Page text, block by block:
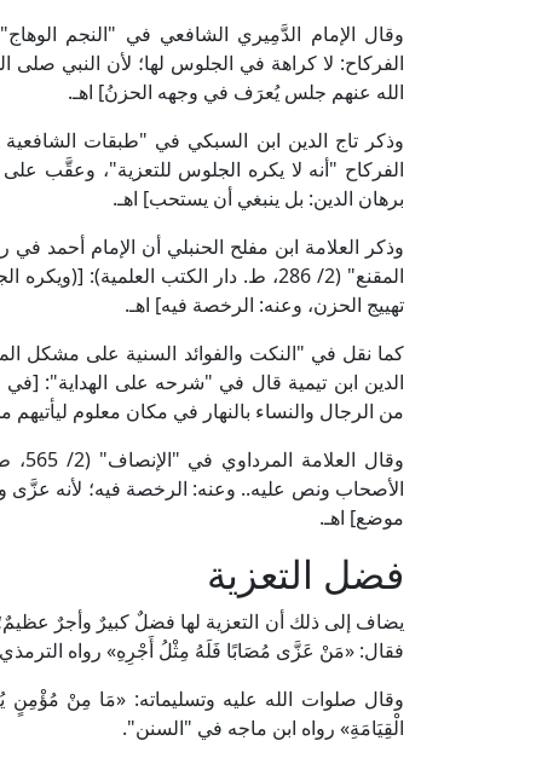
الفركاح: لا كراهة في الجلوس لها؛ لأن النبي
الله عنهم جلس يُعرَف في وجهه الحزنُ] اهـ.
الفركاح "أنه لا يكره الجلوس للتعزية"، وعقَّب
برهان الدين: بل ينبغي أن يستحب] اهـ.
وذكر العلامة ابن مفلح الحنبلي أن الإمام
المقنع" (2/ 286، ط. دار الكتب
تهييج الحزن، وعنه: الرخصة فيه] اهـ.
الدين ابن تيمية قال في "شرحه على الهداية":
من الرجال والنساء بالنهار في مكان معلوم ليأتيهم
الأصحاب ونص عليه.. وعنه: الرخصة فيه؛ لأنه
موضع] اهـ.
فضل التعزية
يضاف إلى ذلك أن التعزية لها فضلٌ كبيرٌ وأجرٌ
فقال: «مَنْ عَزَّى مُصَابًا فَلَهُ مِثْلُ أَجْرِهِ» رواه
وقال صلوات الله عليه وتسليماته: «مَا مِنْ مُؤْمِنٍ
الْقِيَامَةِ» رواه ابن ماجه في "السنن".